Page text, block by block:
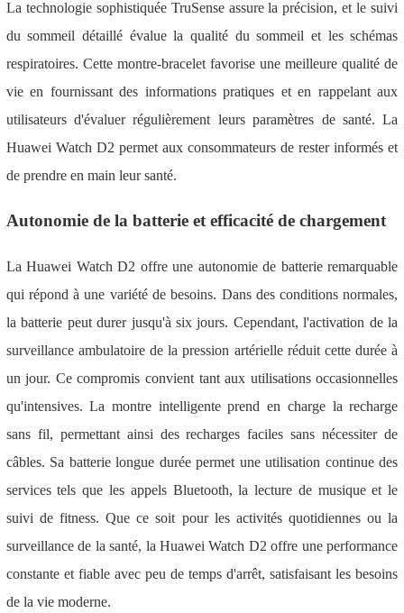
La technologie sophistiquée TruSense assure la précision, et le suivi
du sommeil détaillé évalue la qualité du sommeil et les schémas
respiratoires. Cette montre-bracelet favorise une meilleure qualité de
vie en fournissant des informations pratiques et en rappelant aux
utilisateurs d'évaluer régulièrement leurs paramètres de santé. La
Huawei Watch D2 permet aux consommateurs de rester informés et
de prendre en main leur santé.
Autonomie de la batterie et efficacité de chargement
La Huawei Watch D2 offre une autonomie de batterie remarquable
qui répond à une variété de besoins. Dans des conditions normales,
la batterie peut durer jusqu'à six jours. Cependant, l'activation de la
surveillance ambulatoire de la pression artérielle réduit cette durée à
un jour. Ce compromis convient tant aux utilisations occasionnelles
qu'intensives. La montre intelligente prend en charge la recharge
sans fil, permettant ainsi des recharges faciles sans nécessiter de
câbles. Sa batterie longue durée permet une utilisation continue des
services tels que les appels Bluetooth, la lecture de musique et le
suivi de fitness. Que ce soit pour les activités quotidiennes ou la
surveillance de la santé, la Huawei Watch D2 offre une performance
constante et fiable avec peu de temps d'arrêt, satisfaisant les besoins
de la vie moderne.